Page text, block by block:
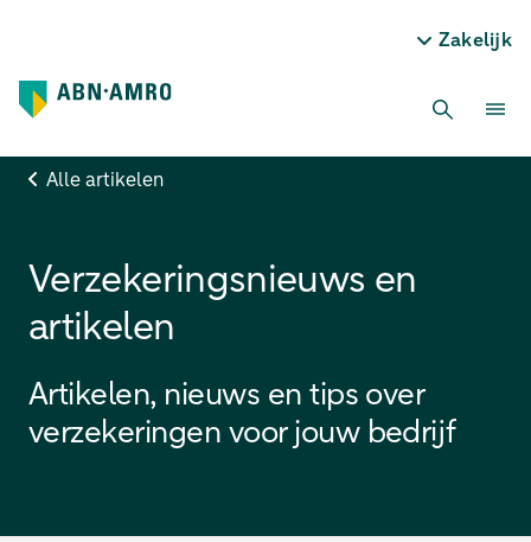
Zakelijk
Alle artikelen
Verzekeringsnieuws en
artikelen
Artikelen, nieuws en tips over
verzekeringen voor jouw bedrijf